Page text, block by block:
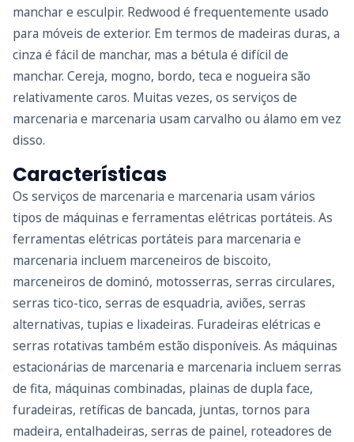
manchar e esculpir. Redwood é frequentemente usado
para móveis de exterior. Em termos de madeiras duras, a
cinza é fácil de manchar, mas a bétula é difícil de
manchar. Cereja, mogno, bordo, teca e nogueira são
relativamente caros. Muitas vezes, os serviços de
marcenaria e marcenaria usam carvalho ou álamo em vez
disso.
Características
Os serviços de marcenaria e marcenaria usam vários
tipos de máquinas e ferramentas elétricas portáteis. As
ferramentas elétricas portáteis para marcenaria e
marcenaria incluem marceneiros de biscoito,
marceneiros de dominó, motosserras, serras circulares,
serras tico-tico, serras de esquadria, aviões, serras
alternativas, tupias e lixadeiras. Furadeiras elétricas e
serras rotativas também estão disponíveis. As máquinas
estacionárias de marcenaria e marcenaria incluem serras
de fita, máquinas combinadas, plainas de dupla face,
furadeiras, retíficas de bancada, juntas, tornos para
madeira, entalhadeiras, serras de painel, roteadores de